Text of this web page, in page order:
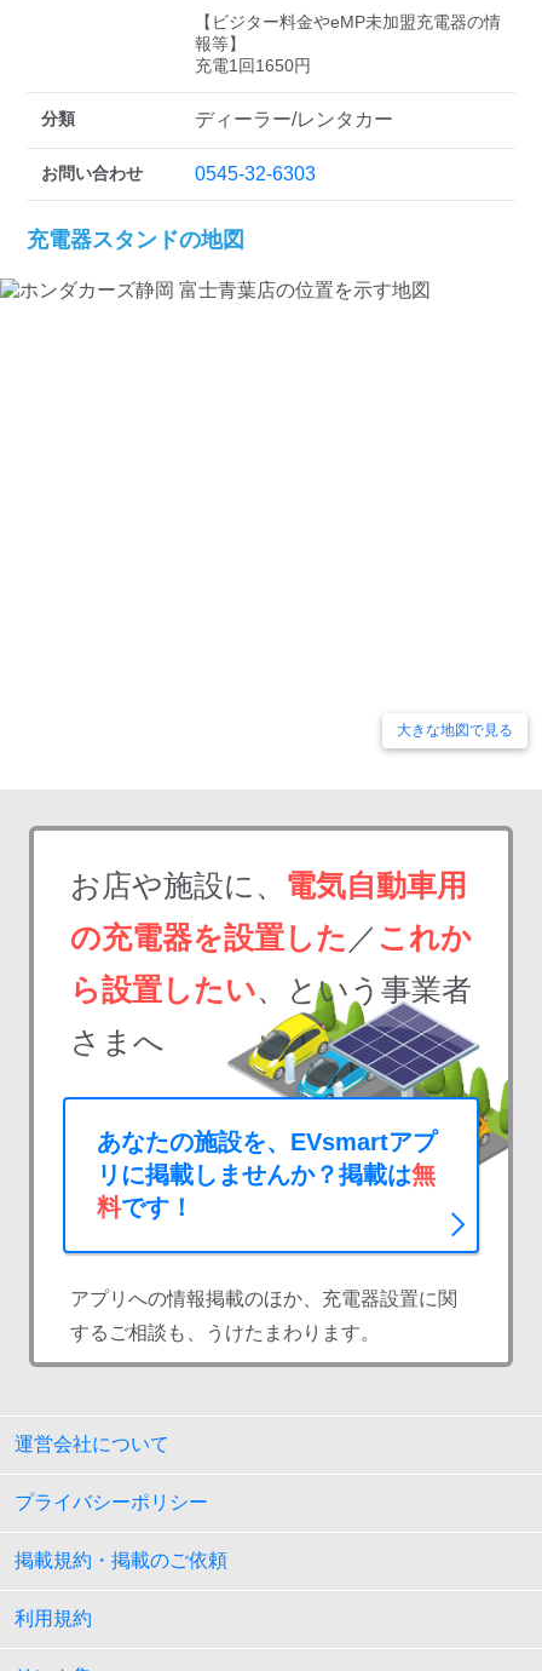
検索する
【ビジター料金やeMP未加盟充電器の情
報等】
充電1回1650円
分類 ディーラー/レンタカー
お問い合わせ 0545-32-6303
充電器スタンドの地図
大きな地図で見る
お店や施設に、 電気自動車用
の充電器を設置した ／ これか
ら設置したい、という事業者
さまへ
あなたの施設を、EVsmartアプ
リに掲載しませんか？掲載は無
料です！
アプリへの情報掲載のほか、充電器設置に関
するご相談も、うけたまわります。
運営会社について
プライバシーポリシー
掲載規約・掲載のご依頼
利用規約